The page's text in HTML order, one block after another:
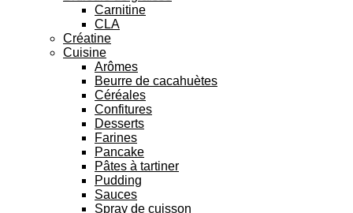
Carnitine
CLA
Créatine
Cuisine
Arômes
Beurre de cacahuètes
Céréales
Confitures
Desserts
Farines
Pancake
Pâtes à tartiner
Pudding
Sauces
Spray de cuisson